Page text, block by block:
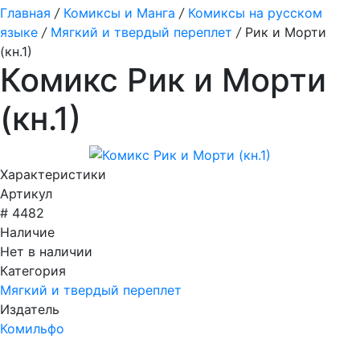
Главная / Комиксы и Манга / Комиксы на русском
языке / Мягкий и твердый переплет / Рик и Морти
(кн.1)
Комикс Рик и Морти
(кн.1)
Характеристики
Артикул
# 4482
Наличие
Нет в наличии
Категория
Мягкий и твердый переплет
Издатель
Комильфо